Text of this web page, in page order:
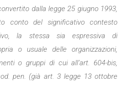
dalla legge 25 giugno 1993,
conto del significativo contesto
la stessa sia espressiva di
o usuale delle organizzazioni,
o gruppi di cui all’art. 604-bis,
pen. (già art. 3 legge 13 ottobre